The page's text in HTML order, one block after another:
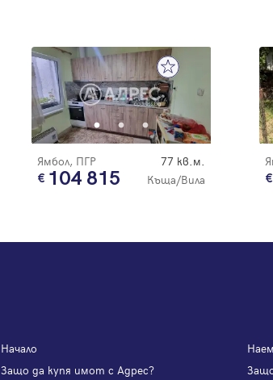
Ямбол, ПГР 77 кв.м.
104 815 Къща/Вила
Начало
Защо да купя имот с Адрес?